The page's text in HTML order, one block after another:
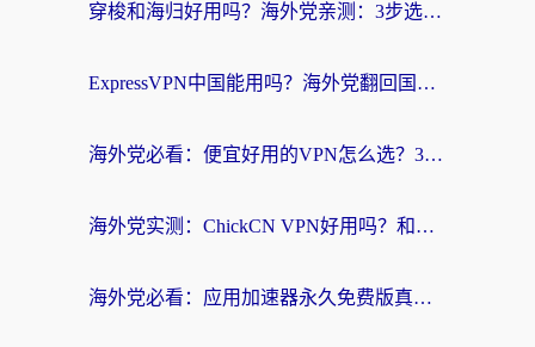
穿梭和海归好用吗？海外党亲测：3步选对回国加速器，无缝刷国内剧玩手游
ExpressVPN中国能用吗？海外党翻回国内的加速器选择指南（附番茄加速器实测）
海外党必看：便宜好用的VPN怎么选？3步解决回国访问难题+Steam改区技巧
海外党实测：ChickCN VPN好用吗？和OurPlay VPN对比哪个回国效果更好？附避坑指南
海外党必看：应用加速器永久免费版真的靠谱吗？教你选对回国加速器无缝刷国内资源